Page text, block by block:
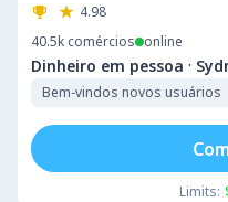
4.98
40.5k comércios online
Dinheiro em pessoa ·
Bem-vindos novos usuários
Limits: